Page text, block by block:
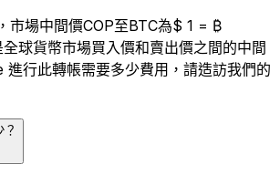
市場中間價COP至BTC為$ 1 = ₿
球貨幣市場買入價和賣出價之間的中間
進行此轉帳需要多少費用，請造訪我們的
？